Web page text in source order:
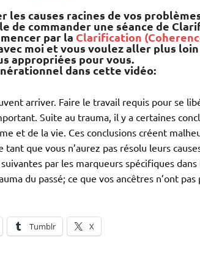
causes racines de vos
de commander une séance de
par la Clarification
moi et vous voulez aller plus loin
appropriées pour vous.
dans cette vidéo:
arriver. Faire le travail requis pour se
Suite au trauma, il y a certaines
et de la vie. Ces conclusions créent
que vous n’aurez pas résolu leurs
par les marqueurs spécifiques dans
du passé; ce que vos ancêtres n’ont pas
Tumblr X